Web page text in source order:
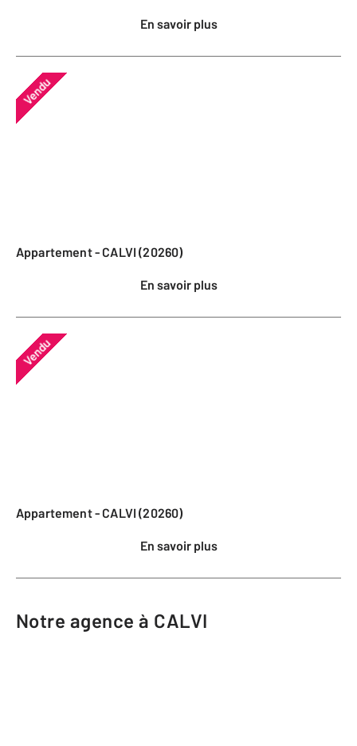
En savoir plus
Vendu
Appartement - CALVI (20260)
En savoir plus
Vendu
Appartement - CALVI (20260)
En savoir plus
Notre agence à CALVI